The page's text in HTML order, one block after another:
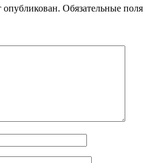
опубликован. Обязательные поля